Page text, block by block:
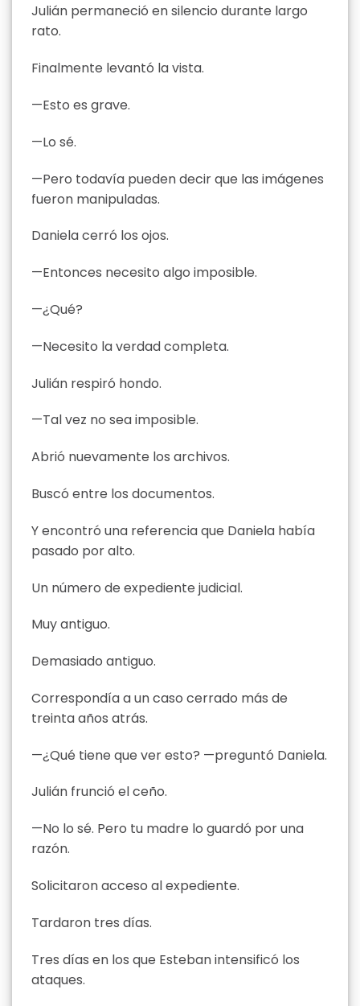
Julián permaneció en silencio durante largo
rato.
Finalmente levantó la vista.
—Esto es grave.
—Lo sé.
—Pero todavía pueden decir que las imágenes
fueron manipuladas.
Daniela cerró los ojos.
—Entonces necesito algo imposible.
—¿Qué?
—Necesito la verdad completa.
Julián respiró hondo.
—Tal vez no sea imposible.
Abrió nuevamente los archivos.
Buscó entre los documentos.
Y encontró una referencia que Daniela había
pasado por alto.
Un número de expediente judicial.
Muy antiguo.
Demasiado antiguo.
Correspondía a un caso cerrado más de
treinta años atrás.
—¿Qué tiene que ver esto? —preguntó Daniela.
Julián frunció el ceño.
—No lo sé. Pero tu madre lo guardó por una
razón.
Solicitaron acceso al expediente.
Tardaron tres días.
Tres días en los que Esteban intensificó los
ataques.